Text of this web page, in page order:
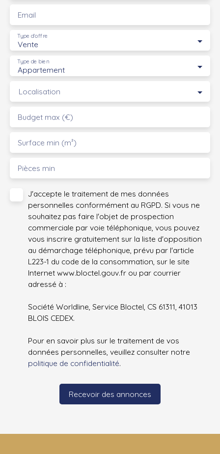
Email
Vente
Type d'offre
Appartement
Type de bien
Localisation
Budget max (€)
Surface min (m²)
Pièces min
J'accepte le traitement de mes données
personnelles conformément au RGPD. Si vous ne
souhaitez pas faire l'objet de prospection
commerciale par voie téléphonique, vous pouvez
vous inscrire gratuitement sur la liste d'opposition
au démarchage téléphonique, prévu par l'article
L223-1 du code de la consommation, sur le site
Internet www.bloctel.gouv.fr ou par courrier
adressé à :
Société Worldline, Service Bloctel, CS 61311, 41013
BLOIS CEDEX.
Pour en savoir plus sur le traitement de vos
données personnelles, veuillez consulter notre
politique de confidentialité.
Recevoir des annonces